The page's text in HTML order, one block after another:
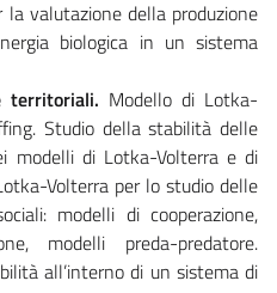
valutazione della produzione
biologica in un sistema
territoriali. Modello di Lotka-
Studio della stabilità delle
modelli di Lotka-Volterra e di
Volterra per lo studio delle
modelli di cooperazione,
modelli preda-predatore.
all’interno di un sistema di